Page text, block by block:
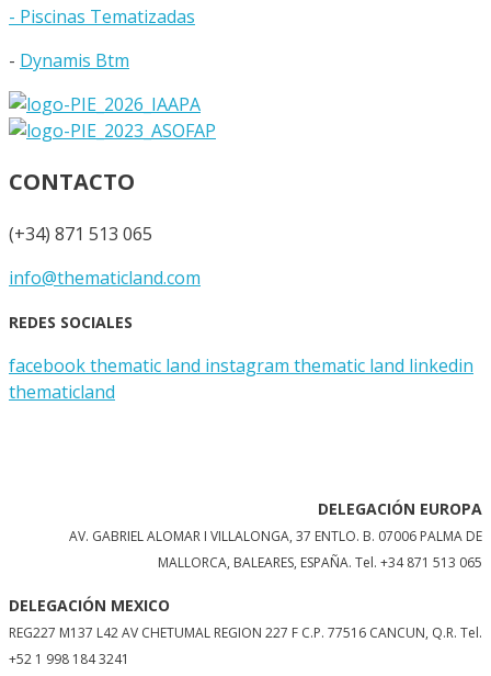
- Piscinas Tematizadas
- Dynamis Btm
CONTACTO
(+34) 871 513 065
info@thematicland.com
REDES SOCIALES
facebook thematic land instagram thematic land linkedin
thematicland
DELEGACIÓN EUROPA
AV. GABRIEL ALOMAR I VILLALONGA, 37 ENTLO. B. 07006 PALMA DE
MALLORCA, BALEARES, ESPAÑA. Tel. +34 871 513 065
DELEGACIÓN MEXICO
REG227 M137 L42 AV CHETUMAL REGION 227 F C.P. 77516 CANCUN, Q.R. Tel.
+52 1 998 184 3241